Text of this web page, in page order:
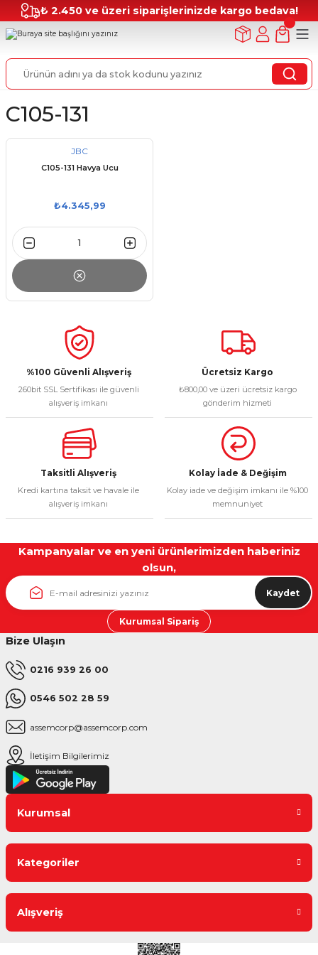
₺ 2.450 ve üzeri siparişlerinizde kargo bedava!
C105-131
JBC
C105-131 Havya Ucu
₺4.345,99
%100 Güvenli Alışveriş
260bit SSL Sertifikası ile güvenli
alışveriş imkanı
Ücretsiz Kargo
₺800,00 ve üzeri ücretsiz kargo
gönderim hizmeti
Taksitli Alışveriş
Kredi kartına taksit ve havale ile
alışveriş imkanı
Kolay İade & Değişim
Kolay iade ve değişim imkanı ile %100
memnuniyet
Kampanyalar ve en yeni ürünlerimizden haberiniz
olsun,
Kaydet
Kurumsal Sipariş
Bize Ulaşın
0216 939 26 00
0546 502 28 59
assemcorp@assemcorp.com
İletişim Bilgilerimiz
Kurumsal
Kategoriler
Alışveriş